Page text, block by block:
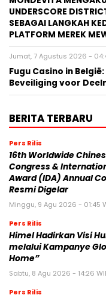
UNDERSCORE
SEBAGAI LANGKAH
PLATFORM MEREK
Jumat, 7 Agustus 2026 -
Fugu Casino in
Beveiliging voor
BERITA TERBARU
Pers Rilis
16th Worldwide
Congress &
Award (IDA) Annual
Resmi Digelar
Minggu, 9 Agu 2026 - 01:45
Pers Rilis
Himel Hadirkan Visi
melalui Kampanye
Home”
Sabtu, 8 Agu 2026 - 14:26
Pers Rilis